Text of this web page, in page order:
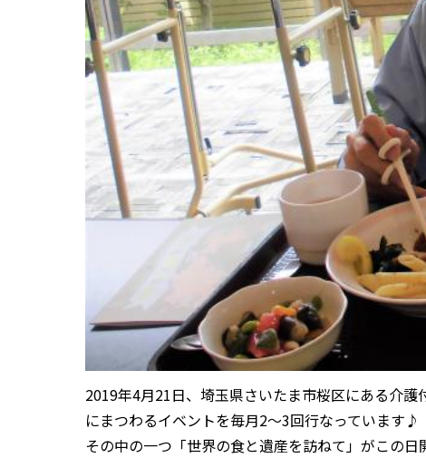
2019年4月21日、埼玉県さいたま市桜区にある介
にまつわるイベントを毎月2〜3回行なっています♪
その中の一つ「世界の食と遺産を訪ねて」がこの日